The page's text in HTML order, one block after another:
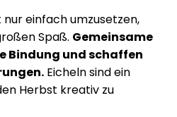
einfach umzusetzen,
Spaß. Gemeinsame
Bindung und schaffen
Eicheln sind ein
Herbst kreativ zu